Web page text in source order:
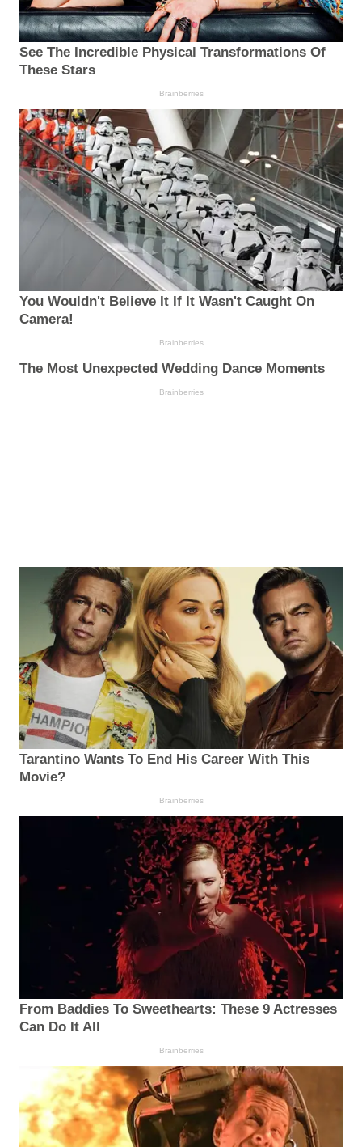
See The Incredible Physical Transformations Of
These Stars
Brainberries
You Wouldn't Believe It If It Wasn't Caught On
Camera!
Brainberries
The Most Unexpected Wedding Dance Moments
Brainberries
Tarantino Wants To End His Career With This
Movie?
Brainberries
From Baddies To Sweethearts: These 9 Actresses
Can Do It All
Brainberries